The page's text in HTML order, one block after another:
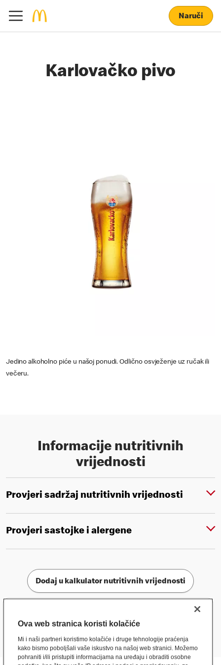
Naruči
Karlovačko pivo
Jedino alkoholno piće u našoj ponudi. Odlično osvježenje uz ručak ili
večeru.
Informacije nutritivnih
vrijednosti
Provjeri sadržaj nutritivnih vrijednosti
Provjeri sastojke i alergene
Dodaj u kalkulator nutritivnih vrijednosti
Ova web stranica koristi kolačiće
Mi i naši partneri koristimo kolačiće i druge tehnologije praćenja
kako bismo poboljšali vaše iskustvo na našoj web stranici. Možemo
pohraniti i/ili pristupiti informacijama na uređaju i obraditi osobne